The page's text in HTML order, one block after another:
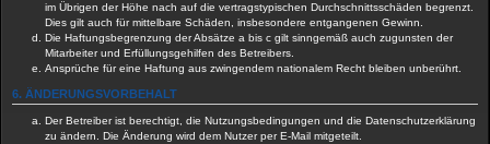
im Übrigen der Höhe nach auf die vertragstypischen Durchschnittsschäden begrenzt.
Dies gilt auch für mittelbare Schäden, insbesondere entgangenen Gewinn.
Die Haftungsbegrenzung der Absätze a bis c gilt sinngemäß auch zugunsten der
Mitarbeiter und Erfüllungsgehilfen des Betreibers.
Ansprüche für eine Haftung aus zwingendem nationalem Recht bleiben unberührt.
6. ÄNDERUNGSVORBEHALT
Der Betreiber ist berechtigt, die Nutzungsbedingungen und die Datenschutzerklärung
zu ändern. Die Änderung wird dem Nutzer per E-Mail mitgeteilt.